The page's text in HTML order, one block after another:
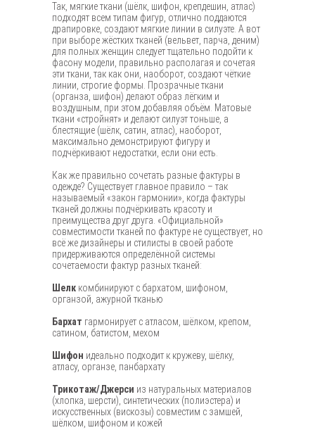
Так, мягкие ткани (шёлк, шифон, крепдешин, атлас)
подходят всем типам фигур, отлично поддаются
драпировке, создают мягкие линии в силуэте. А вот
при выборе жёстких тканей (вельвет, парча, деним)
для полных женщин следует тщательно подойти к
фасону модели, правильно располагая и сочетая
эти ткани, так как они, наоборот, создают чёткие
линии, строгие формы. Прозрачные ткани
(органза, шифон) делают образ лёгким и
воздушным, при этом добавляя объём. Матовые
ткани «стройнят» и делают силуэт тоньше, а
блестящие (шёлк, сатин, атлас), наоборот,
максимально демонстрируют фигуру и
подчёркивают недостатки, если они есть.
Как же правильно сочетать разные фактуры в
одежде? Существует главное правило – так
называемый «закон гармонии», когда фактуры
тканей должны подчёркивать красоту и
преимущества друг друга. «Официальной»
совместимости тканей по фактуре не существует, но
всё же дизайнеры и стилисты в своей работе
придерживаются определённой системы
сочетаемости фактур разных тканей:
Шелк комбинируют с бархатом, шифоном,
органзой, ажурной тканью
Бархат гармонирует с атласом, шёлком, крепом,
сатином, батистом, мехом
Шифон идеально подходит к кружеву, шёлку,
атласу, органзе, панбархату
Трикотаж/Джерси из натуральных материалов
(хлопка, шерсти), синтетических (полиэстера) и
искусственных (вискозы) совместим с замшей,
шёлком, шифоном и кожей